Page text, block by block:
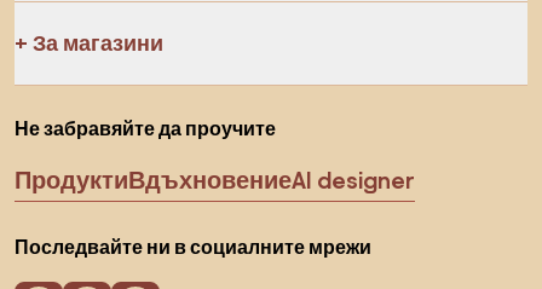
За магазини
Не забравяйте да проучите
ПродуктиВдъхновениеAI designer
Последвайте ни в социалните мрежи